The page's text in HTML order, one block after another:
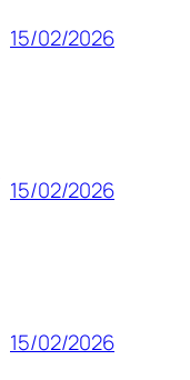
15/02/2026
15/02/2026
15/02/2026